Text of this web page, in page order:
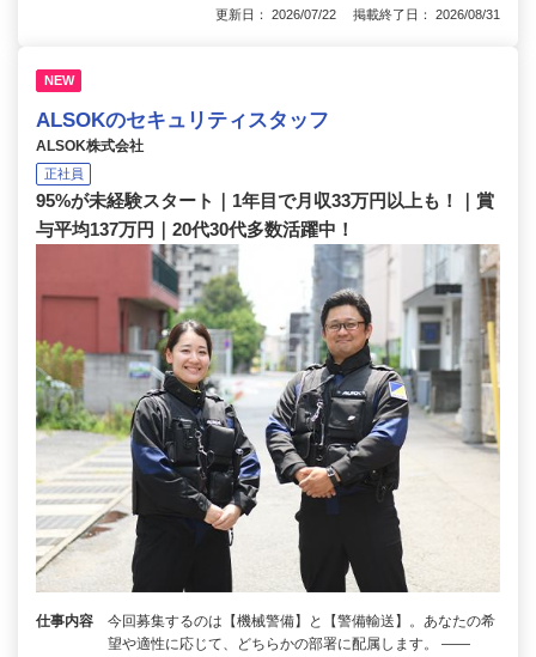
更新日： 2026/07/22 掲載終了日： 2026/08/31
NEW
ALSOKのセキュリティスタッフ
ALSOK株式会社
正社員
95%が未経験スタート｜1年目で月収33万円以上も！｜賞
与平均137万円｜20代30代多数活躍中！
仕事内容
今回募集するのは【機械警備】と【警備輸送】。あなたの希
望や適性に応じて、どちらかの部署に配属します。 ――